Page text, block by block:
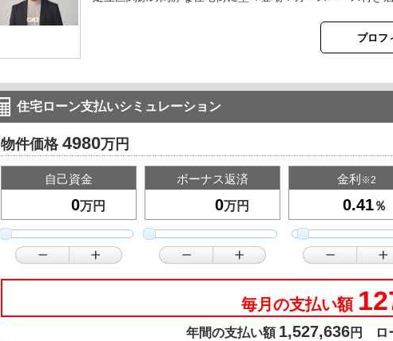
プロフ
住宅ローン支払いシミュレーション
物件価格 4980万円
自己資金
万円
ボーナス返済
万円
金利 ※2
％
毎月の支払い額
年間の支払い額 1,527,636円 ロ